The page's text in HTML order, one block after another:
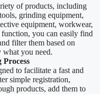
of products, including
grinding equipment,
equipment, workwear,
you can easily find
filter them based on
what you need.
Process
to facilitate a fast and
simple registration,
products, add them to